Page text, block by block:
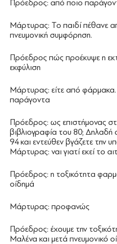
Πρόεδρος: από ποιο
Μάρτυρας: Το παιδί πέθανε
πνευμονική συμφόρηση.
Πρόεδρος πώς προέκυψε η
εκφύλιση
Μάρτυρας: είτε από
παράγοντα
Πρόεδρος: ως επιστήμονας
βιβλιογραφία του 80; Δηλαδή
94 και εντεύθεν βγάζετε την
Μάρτυρας: ναι γιατί εκεί το
Πρόεδρος: η τοξικότητα
οίδημά
Μάρτυρας: προφανώς
Πρόεδρος: έχουμε την
Μαλένα και μετά πνευμονικό